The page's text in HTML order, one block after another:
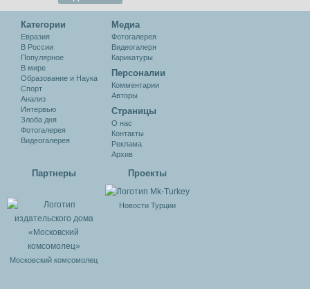
Категории
Евразия
В России
Популярное
В мире
Образование и Наука
Спорт
Анализ
Интервью
Злоба дня
Фотогалерея
Видеогалерея
Медиа
Фотогалерея
Видеогалеря
Карикатуры
Персоналии
Комментарии
Авторы
Cтраницы
О нас
Контакты
Реклама
Архив
Партнеры
Московский комсомолец
Проекты
Новости Турции